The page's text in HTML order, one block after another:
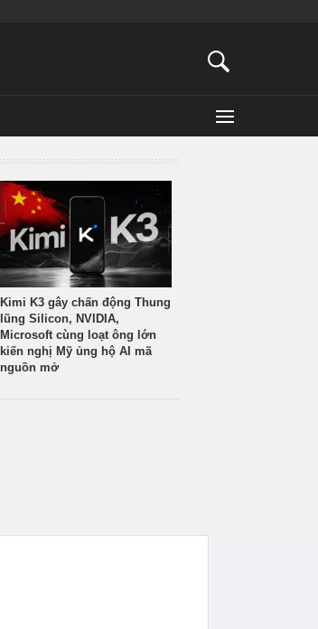
Kimi K3 gây chấn động Thung
lũng Silicon, NVIDIA,
Microsoft cùng loạt ông lớn
kiến nghị Mỹ ủng hộ AI mã
nguồn mở